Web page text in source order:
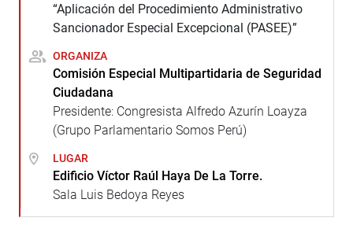
“Aplicación del Procedimiento Administrativo
Sancionador Especial Excepcional (PASEE)”
ORGANIZA
Comisión Especial Multipartidaria de Seguridad
Ciudadana
Presidente: Congresista Alfredo Azurín Loayza
(Grupo Parlamentario Somos Perú)
LUGAR
Edificio Víctor Raúl Haya De La Torre.
Sala Luis Bedoya Reyes